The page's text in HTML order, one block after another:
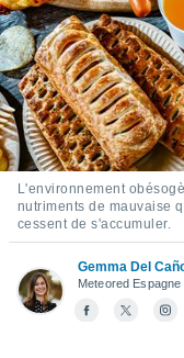
nous
de
à vous
des
de très
sur
PARAMÈTRES
L'environnement
nutriments de mauvaise
cessent de s'accumuler.
Gemma Del
Meteored Espagne